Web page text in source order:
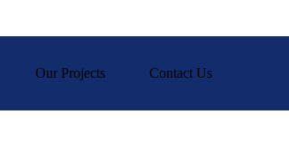
Our Projects Contact Us